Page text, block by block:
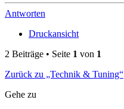
Antworten
Druckansicht
2 Beiträge • Seite 1 von 1
Zurück zu „Technik & Tuning“
Gehe zu